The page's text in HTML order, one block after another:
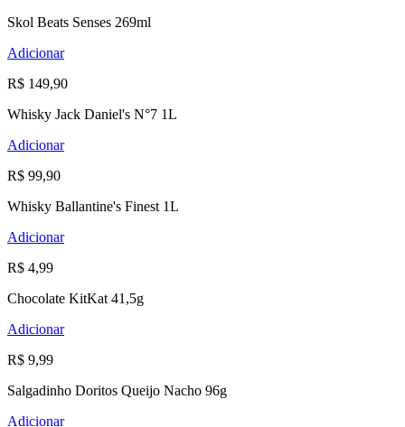
Skol Beats Senses 269ml
Adicionar
R$ 149,90
Whisky Jack Daniel's N°7 1L
Adicionar
R$ 99,90
Whisky Ballantine's Finest 1L
Adicionar
R$ 4,99
Chocolate KitKat 41,5g
Adicionar
R$ 9,99
Salgadinho Doritos Queijo Nacho 96g
Adicionar